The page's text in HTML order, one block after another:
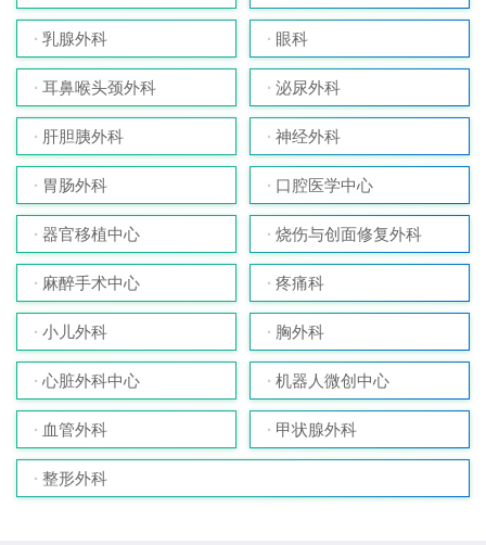
乳腺外科 眼科
耳鼻喉头颈外科 泌尿外科
肝胆胰外科 神经外科
胃肠外科 口腔医学中心
器官移植中心 烧伤与创面修复外科
麻醉手术中心 疼痛科
小儿外科 胸外科
心脏外科中心 机器人微创中心
血管外科 甲状腺外科
整形外科